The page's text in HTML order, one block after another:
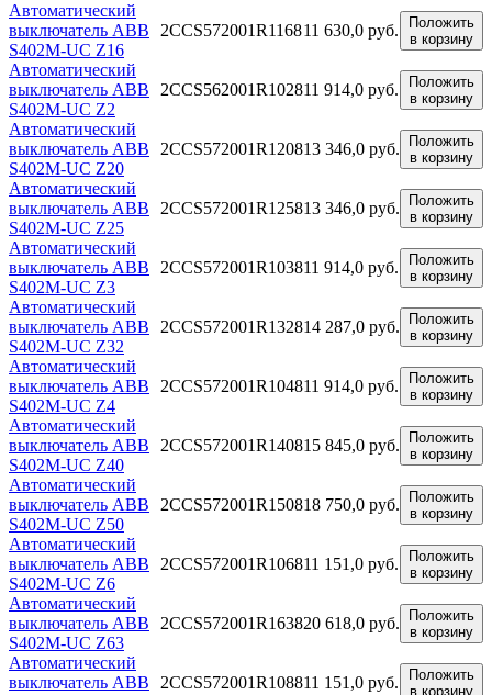
Автоматический
выключатель ABB
S402M-UC Z16
2CCS572001R116811 630,0 руб.
Положить
в корзину
Автоматический
выключатель ABB
S402M-UC Z2
2CCS562001R102811 914,0 руб.
Положить
в корзину
Автоматический
выключатель ABB
S402M-UC Z20
2CCS572001R120813 346,0 руб.
Положить
в корзину
Автоматический
выключатель ABB
S402M-UC Z25
2CCS572001R125813 346,0 руб.
Положить
в корзину
Автоматический
выключатель ABB
S402M-UC Z3
2CCS572001R103811 914,0 руб.
Положить
в корзину
Автоматический
выключатель ABB
S402M-UC Z32
2CCS572001R132814 287,0 руб.
Положить
в корзину
Автоматический
выключатель ABB
S402M-UC Z4
2CCS572001R104811 914,0 руб.
Положить
в корзину
Автоматический
выключатель ABB
S402M-UC Z40
2CCS572001R140815 845,0 руб.
Положить
в корзину
Автоматический
выключатель ABB
S402M-UC Z50
2CCS572001R150818 750,0 руб.
Положить
в корзину
Автоматический
выключатель ABB
S402M-UC Z6
2CCS572001R106811 151,0 руб.
Положить
в корзину
Автоматический
выключатель ABB
S402M-UC Z63
2CCS572001R163820 618,0 руб.
Положить
в корзину
Автоматический
выключатель ABB
2CCS572001R108811 151,0 руб.
Положить
в корзину